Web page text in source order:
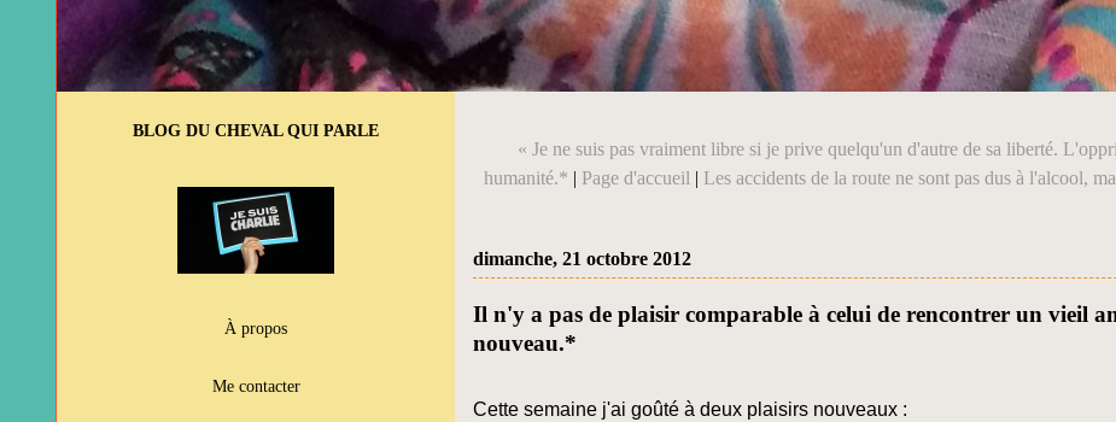
BLOG DU CHEVAL QUI PARLE
À propos
Me contacter
« Je ne suis pas vraiment libre si je prive quelqu'un d'autre de sa liberté.
humanité.* | Page d'accueil | Les accidents de la route ne sont pas dus à l'alcool,
dimanche, 21 octobre 2012
Il n'y a pas de plaisir comparable à celui de rencontrer un vieil
nouveau.*
Cette semaine j'ai goûté à deux plaisirs nouveaux :